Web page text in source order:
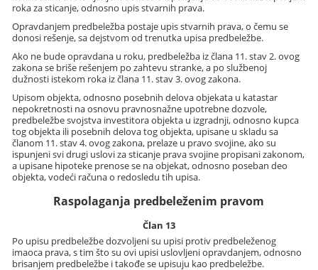
roka za sticanje, odnosno upis stvarnih prava.
Opravdanjem predbeležba postaje upis stvarnih prava, o čemu se
donosi rešenje, sa dejstvom od trenutka upisa predbeležbe.
Ako ne bude opravdana u roku, predbeležba iz člana 11. stav 2. ovog
zakona se briše rešenjem po zahtevu stranke, a po službenoj
dužnosti istekom roka iz člana 11. stav 3. ovog zakona.
Upisom objekta, odnosno posebnih delova objekata u katastar
nepokretnosti na osnovu pravnosnažne upotrebne dozvole,
predbeležbe svojstva investitora objekta u izgradnji, odnosno kupca
tog objekta ili posebnih delova tog objekta, upisane u skladu sa
članom 11. stav 4. ovog zakona, prelaze u pravo svojine, ako su
ispunjeni svi drugi uslovi za sticanje prava svojine propisani zakonom,
a upisane hipoteke prenose se na objekat, odnosno poseban deo
objekta, vodeći računa o redosledu tih upisa.
Raspolaganja predbeleženim pravom
Član 13
Po upisu predbeležbe dozvoljeni su upisi protiv predbeleženog
imaoca prava, s tim što su ovi upisi uslovljeni opravdanjem, odnosno
brisanjem predbeležbe i takođe se upisuju kao predbeležbe.